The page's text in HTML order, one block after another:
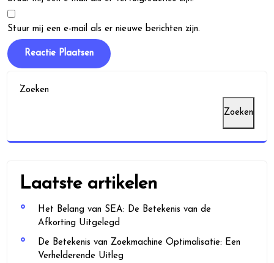
Stuur mij een e-mail als er nieuwe berichten zijn.
Zoeken
Zoeken
Laatste artikelen
Het Belang van SEA: De Betekenis van de
Afkorting Uitgelegd
De Betekenis van Zoekmachine Optimalisatie: Een
Verhelderende Uitleg